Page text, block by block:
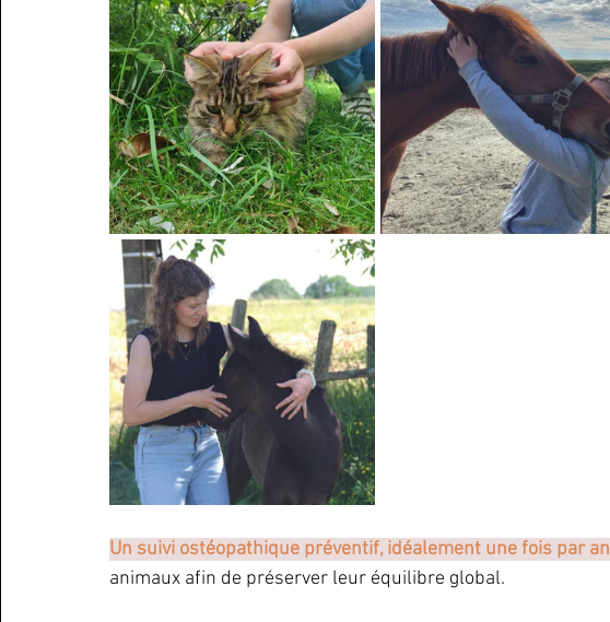
Un suivi ostéopathique préventif, idéalement une fois par
animaux afin de préserver leur équilibre global.